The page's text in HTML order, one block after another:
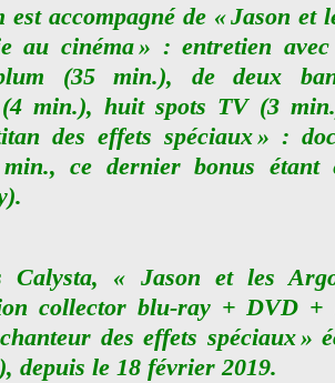
accompagné de « Jason et
au cinéma » : entretien
(35 min.), de deux
min.), huit spots TV (3
des effets spéciaux » :
ce dernier bonus étant
Calysta, « Jason et les
collector blu-ray + DVD +
des effets spéciaux »
depuis le 18 février 2019.